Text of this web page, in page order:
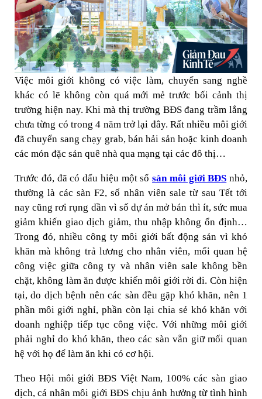
Việc môi giới không có việc làm, chuyển sang nghề
khác có lẽ không còn quá mới mẻ trước bối cảnh thị
trường hiện nay. Khi mà thị trường BĐS đang trầm lắng
chưa từng có trong 4 năm trở lại đây. Rất nhiều môi giới
đã chuyển sang chạy grab, bán hải sản hoặc kinh doanh
các món đặc sản quê nhà qua mạng tại các đô thị…
Trước đó, đã có dấu hiệu một số sàn môi giới BĐS nhỏ,
thường là các sàn F2, số nhân viên sale từ sau Tết tới
nay cũng rơi rụng dần vì số dự án mở bán thì ít, sức mua
giảm khiến giao dịch giảm, thu nhập không ổn định…
Trong đó, nhiều công ty môi giới bất động sản vì khó
khăn mà không trả lương cho nhân viên, mối quan hệ
công việc giữa công ty và nhân viên sale không bền
chặt, không làm ăn được khiến môi giới rời đi. Còn hiện
tại, do dịch bệnh nên các sàn đều gặp khó khăn, nên 1
phần môi giới nghỉ, phần còn lại chia sẻ khó khăn với
doanh nghiệp tiếp tục công việc. Với những môi giới
phải nghỉ do khó khăn, theo các sàn vẫn giữ mối quan
hệ với họ để làm ăn khi có cơ hội.
Theo Hội môi giới BĐS Việt Nam, 100% các sàn giao
dịch, cá nhân môi giới BĐS chịu ảnh hưởng từ tình hình